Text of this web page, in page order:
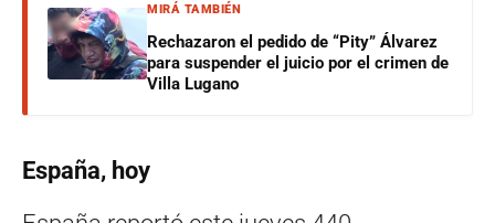
MIRÁ TAMBIÉN
Rechazaron el pedido de “Pity” Álvarez
para suspender el juicio por el crimen de
Villa Lugano
España, hoy